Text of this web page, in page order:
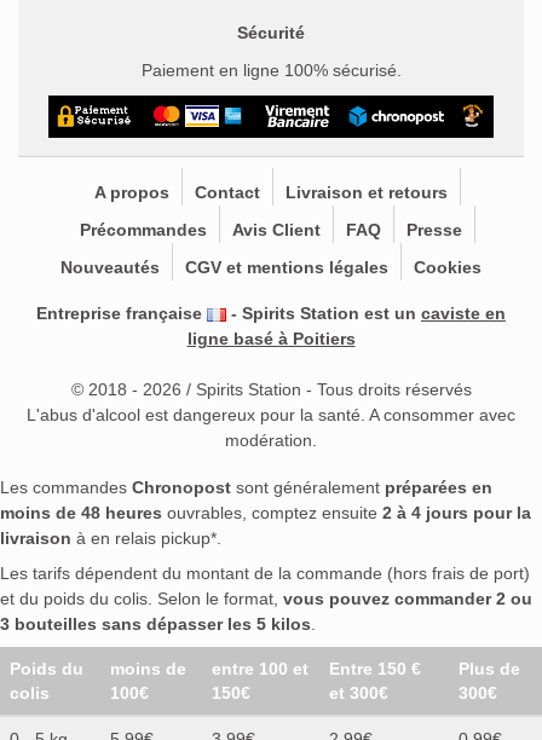
Sécurité
Paiement en ligne 100% sécurisé.
A propos Contact
Livraison et retours
Précommandes
Avis Client FAQ
Presse
Nouveautés
CGV et mentions légales Cookies
Entreprise française - Spirits Station est un caviste en
ligne basé à Poitiers
© 2018 - 2026 / Spirits Station - Tous droits réservés
L'abus d'alcool est dangereux pour la santé. A consommer avec
modération.
Les commandes Chronopost sont généralement préparées en
moins de 48 heures ouvrables, comptez ensuite 2 à 4 jours pour la
livraison à en relais pickup*.
Les tarifs dépendent du montant de la commande (hors frais de port)
et du poids du colis. Selon le format, vous pouvez commander 2 ou
3 bouteilles sans dépasser les 5 kilos.
Poids du
colis
moins de
100€
entre 100 et
150€
Entre 150 €
et 300€
Plus de
300€